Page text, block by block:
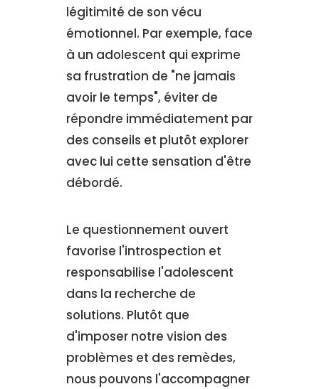
légitimité de son vécu
émotionnel. Par exemple, face
à un adolescent qui exprime
sa frustration de "ne jamais
avoir le temps", éviter de
répondre immédiatement par
des conseils et plutôt explorer
avec lui cette sensation d'être
débordé.
Le questionnement ouvert
favorise l'introspection et
responsabilise l'adolescent
dans la recherche de
solutions. Plutôt que
d'imposer notre vision des
problèmes et des remèdes,
nous pouvons l'accompagner